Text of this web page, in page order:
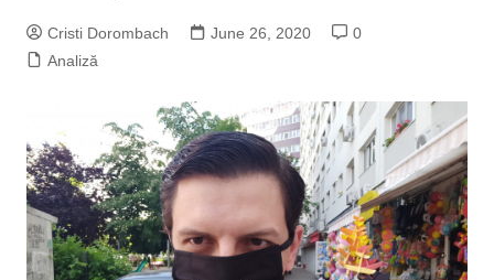
Cristi Dorombach June 26, 2020
0
Analiză